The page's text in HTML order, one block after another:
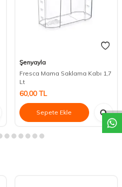
Şenyayla
Fresca Mama Saklama Kabı 1,7
Lt
60,00TL
Sepete Ekle